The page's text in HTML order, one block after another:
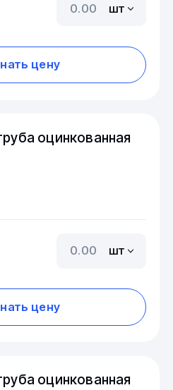
шт
цену
оцинкованная
шт
цену
оцинкованная